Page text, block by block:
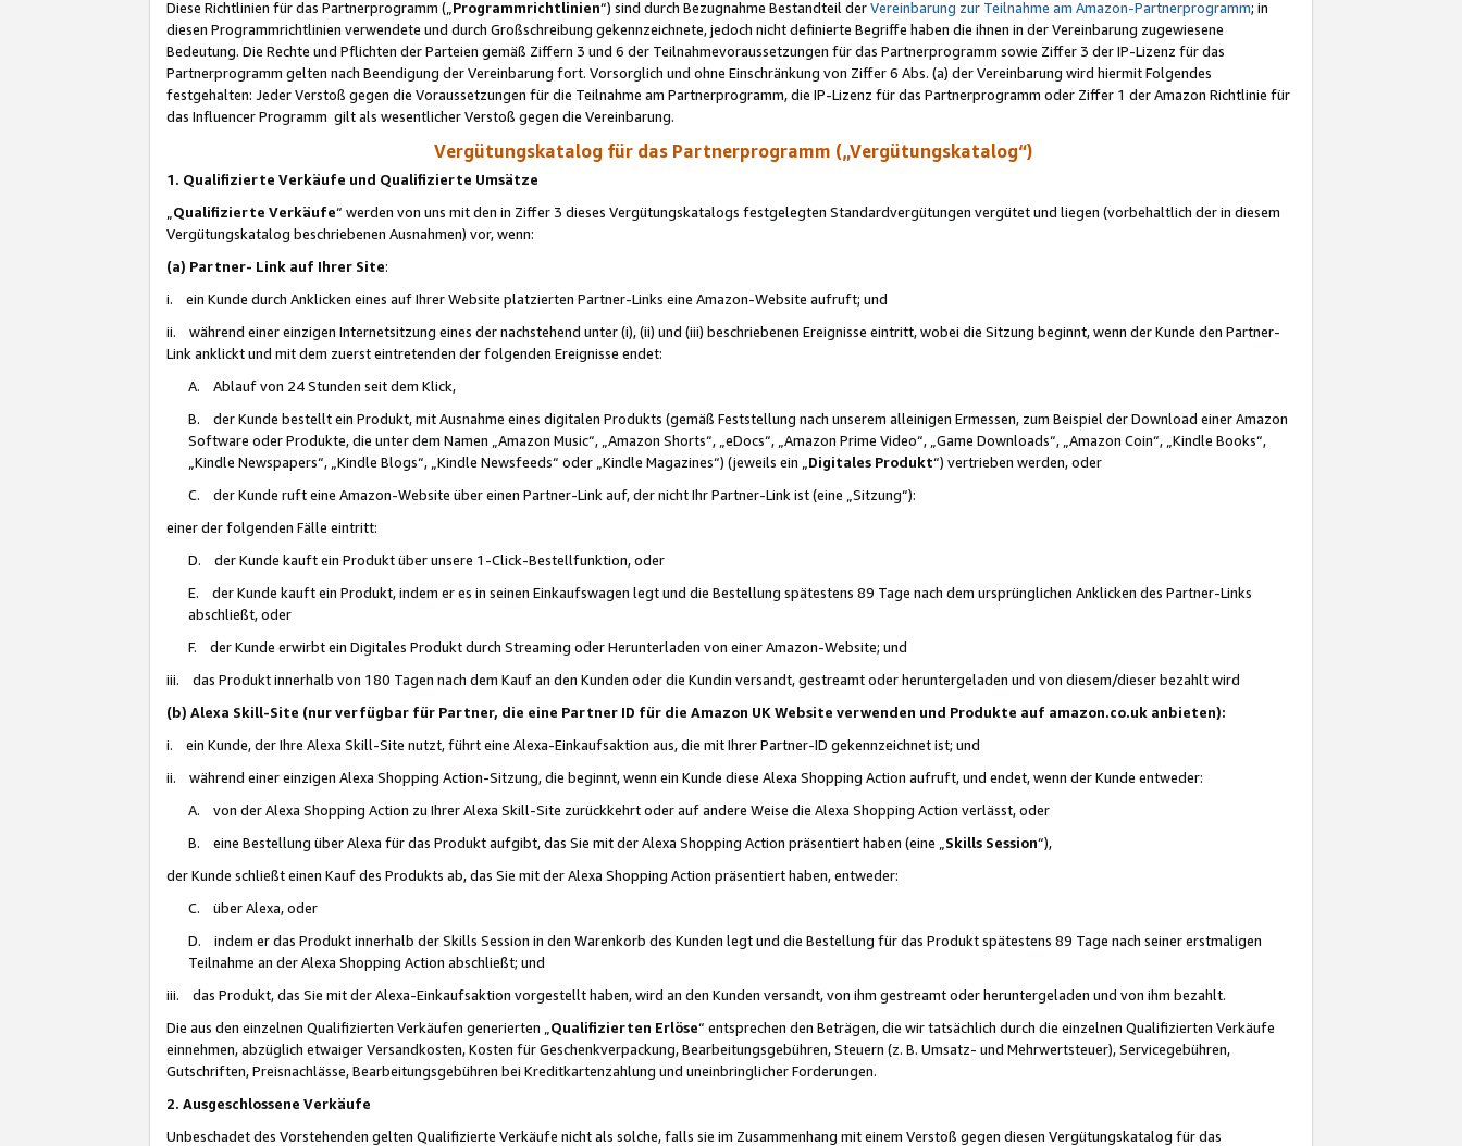
Diese Richtlinien für das Partnerprogramm („Programmrichtlinien“) sind durch Bezugnahme Bestandteil derVereinbarung zur Teilnahme am Amazon-Partnerprogramm; in
diesen Programmrichtlinien verwendete und durch Großschreibung gekennzeichnete, jedoch nicht definierte Begriffe haben die ihnen in der Vereinbarung zugewiesene
Bedeutung. Die Rechte und Pflichten der Parteien gemäß Ziffern 3 und 6 der Teilnahmevoraussetzungen für das Partnerprogramm sowie Ziffer 3 der IP-Lizenz für das
Partnerprogramm gelten nach Beendigung der Vereinbarung fort. Vorsorglich und ohne Einschränkung von Ziffer 6 Abs. (a) der Vereinbarung wird hiermit Folgendes
festgehalten: Jeder Verstoß gegen die Voraussetzungen für die Teilnahme am Partnerprogramm, die IP-Lizenz für das Partnerprogramm oder Ziffer 1 der Amazon Richtlinie für
das Influencer Programm gilt als wesentlicher Verstoß gegen die Vereinbarung.
Vergütungskatalog für das Partnerprogramm („Vergütungskatalog“)
1. Qualifizierte Verkäufe und Qualifizierte Umsätze
Qualifizierte Verkäufe“ werden von uns mit den in Ziffer 3 dieses Vergütungskatalogs festgelegten Standardvergütungen vergütet und liegen (vorbehaltlich der in diesem
Vergütungskatalog beschriebenen Ausnahmen) vor, wenn:
(a) Partner- Link auf Ihrer Site:
i. ein Kunde durch Anklicken eines auf Ihrer Website platzierten Partner-Links eine Amazon-Website aufruft; und
ii. während einer einzigen Internetsitzung eines der nachstehend unter (i), (ii) und (iii) beschriebenen Ereignisse eintritt, wobei die Sitzung beginnt, wenn der Kunde den Partner-
Link anklickt und mit dem zuerst eintretenden der folgenden Ereignisse endet:
A. Ablauf von 24 Stunden seit dem Klick,
B. der Kunde bestellt ein Produkt, mit Ausnahme eines digitalen Produkts (gemäß Feststellung nach unserem alleinigen Ermessen, zum Beispiel der Download einer Amazon
Software oder Produkte, die unter dem Namen „Amazon Music“, „Amazon Shorts“, „eDocs“, „Amazon Prime Video“, „Game Downloads“, „Amazon Coin“, „Kindle Books“,
„Kindle Newspapers“, „Kindle Blogs“, „Kindle Newsfeeds“ oder „Kindle Magazines“) (jeweils ein „ Digitales Produkt“) vertrieben werden, oder
C. der Kunde ruft eine Amazon-Website über einen Partner-Link auf, der nicht Ihr Partner-Link ist (eine „Sitzung“):
einer der folgenden Fälle eintritt:
D. der Kunde kauft ein Produkt über unsere 1-Click-Bestellfunktion, oder
E. der Kunde kauft ein Produkt, indem er es in seinen Einkaufswagen legt und die Bestellung spätestens 89 Tage nach dem ursprünglichen Anklicken des Partner-Links
abschließt, oder
F. der Kunde erwirbt ein Digitales Produkt durch Streaming oder Herunterladen von einer Amazon-Website; und
iii. das Produkt innerhalb von 180 Tagen nach dem Kauf an den Kunden oder die Kundin versandt, gestreamt oder heruntergeladen und von diesem/dieser bezahlt wird
(b) Alexa Skill-Site (nur verfügbar für Partner, die eine Partner ID für die Amazon UK Website verwenden und Produkte auf amazon.co.uk anbieten):
i. ein Kunde, der Ihre Alexa Skill-Site nutzt, führt eine Alexa-Einkaufsaktion aus, die mit Ihrer Partner-ID gekennzeichnet ist; und
ii. während einer einzigen Alexa Shopping Action-Sitzung, die beginnt, wenn ein Kunde diese Alexa Shopping Action aufruft, und endet, wenn der Kunde entweder:
A. von der Alexa Shopping Action zu Ihrer Alexa Skill-Site zurückkehrt oder auf andere Weise die Alexa Shopping Action verlässt, oder
B. eine Bestellung über Alexa für das Produkt aufgibt, das Sie mit der Alexa Shopping Action präsentiert haben (eine „ Skills Session“),
der Kunde schließt einen Kauf des Produkts ab, das Sie mit der Alexa Shopping Action präsentiert haben, entweder:
C. über Alexa, oder
D. indem er das Produkt innerhalb der Skills Session in den Warenkorb des Kunden legt und die Bestellung für das Produkt spätestens 89 Tage nach seiner erstmaligen
Teilnahme an der Alexa Shopping Action abschließt; und
iii. das Produkt, das Sie mit der Alexa-Einkaufsaktion vorgestellt haben, wird an den Kunden versandt, von ihm gestreamt oder heruntergeladen und von ihm bezahlt.
Die aus den einzelnen Qualifizierten Verkäufen generierten „ Qualifizierten Erlöse“ entsprechen den Beträgen, die wir tatsächlich durch die einzelnen Qualifizierten Verkäufe
einnehmen, abzüglich etwaiger Versandkosten, Kosten für Geschenkverpackung, Bearbeitungsgebühren, Steuern (z. B. Umsatz- und Mehrwertsteuer), Servicegebühren,
Gutschriften, Preisnachlässe, Bearbeitungsgebühren bei Kreditkartenzahlung und uneinbringlicher Forderungen.
2. Ausgeschlossene Verkäufe
Unbeschadet des Vorstehenden gelten Qualifizierte Verkäufe nicht als solche, falls sie im Zusammenhang mit einem Verstoß gegen diesen Vergütungskatalog für das